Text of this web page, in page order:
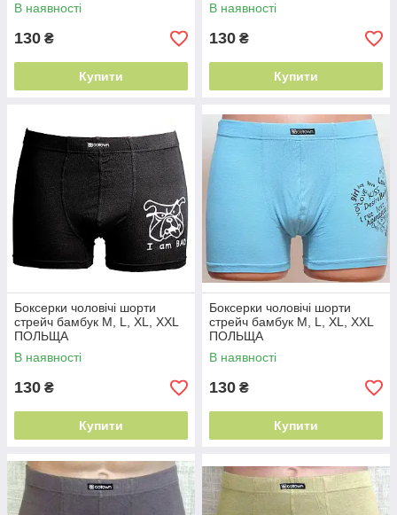
В наявності
130 ₴
Купити
В наявності
130 ₴
Купити
Боксерки чоловічі шорти
стрейч бамбук M, L, XL, XXL
ПОЛЬЩА
В наявності
130 ₴
Купити
Боксерки чоловічі шорти
стрейч бамбук M, L, XL, XXL
ПОЛЬЩА
В наявності
130 ₴
Купити